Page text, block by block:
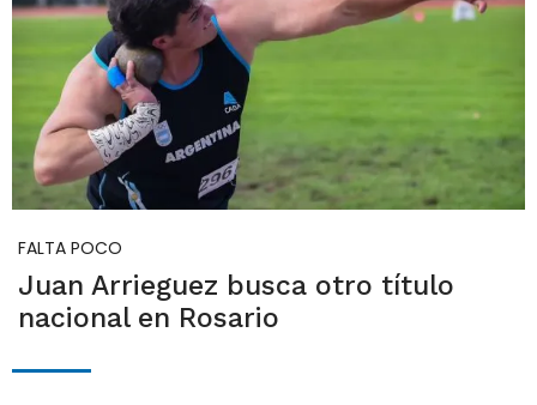
FALTA POCO
Juan Arrieguez busca otro título
nacional en Rosario